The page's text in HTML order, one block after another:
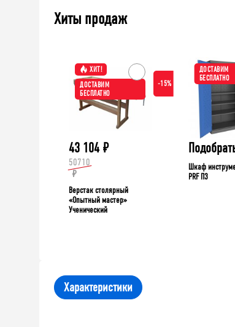
Хиты продаж
ХИТ!
ДОСТАВИМ
БЕСПЛАТНО
-15%
43 104 ₽
50710
₽
Верстак столярный
«Опытный мастер»
Ученический
ДОСТАВИМ
БЕСПЛАТНО
Шкаф
PRF П3
Характеристики